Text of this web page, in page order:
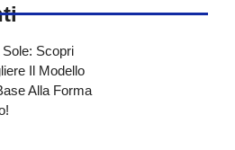
Scopri
Il Modello
Alla Forma